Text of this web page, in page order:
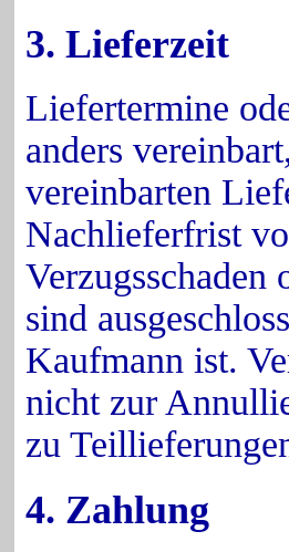
3. Lieferzeit
Liefertermine
anders
vereinbarten
Nachlieferfrist
Verzugsschaden
sind
Kaufmann ist.
nicht zur
zu
4. Zahlung